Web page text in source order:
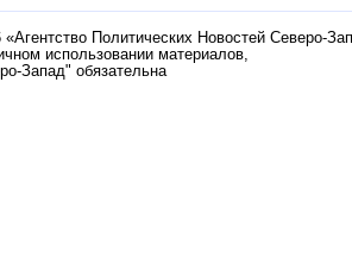
«Агентство Политических Новостей Северо-
использовании материалов,
Запад" обязательна